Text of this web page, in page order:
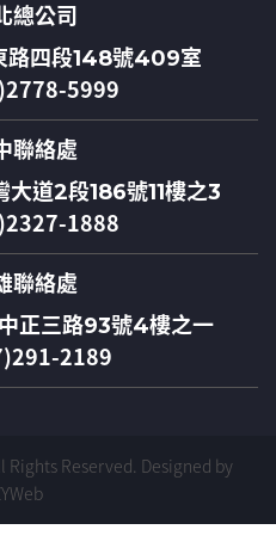
總公司
路四段148號409室
5999
聯絡處
大道2段186號11樓之3
1888
聯絡處
正三路93號4樓之一
2189
Rights Reserved. Designed by